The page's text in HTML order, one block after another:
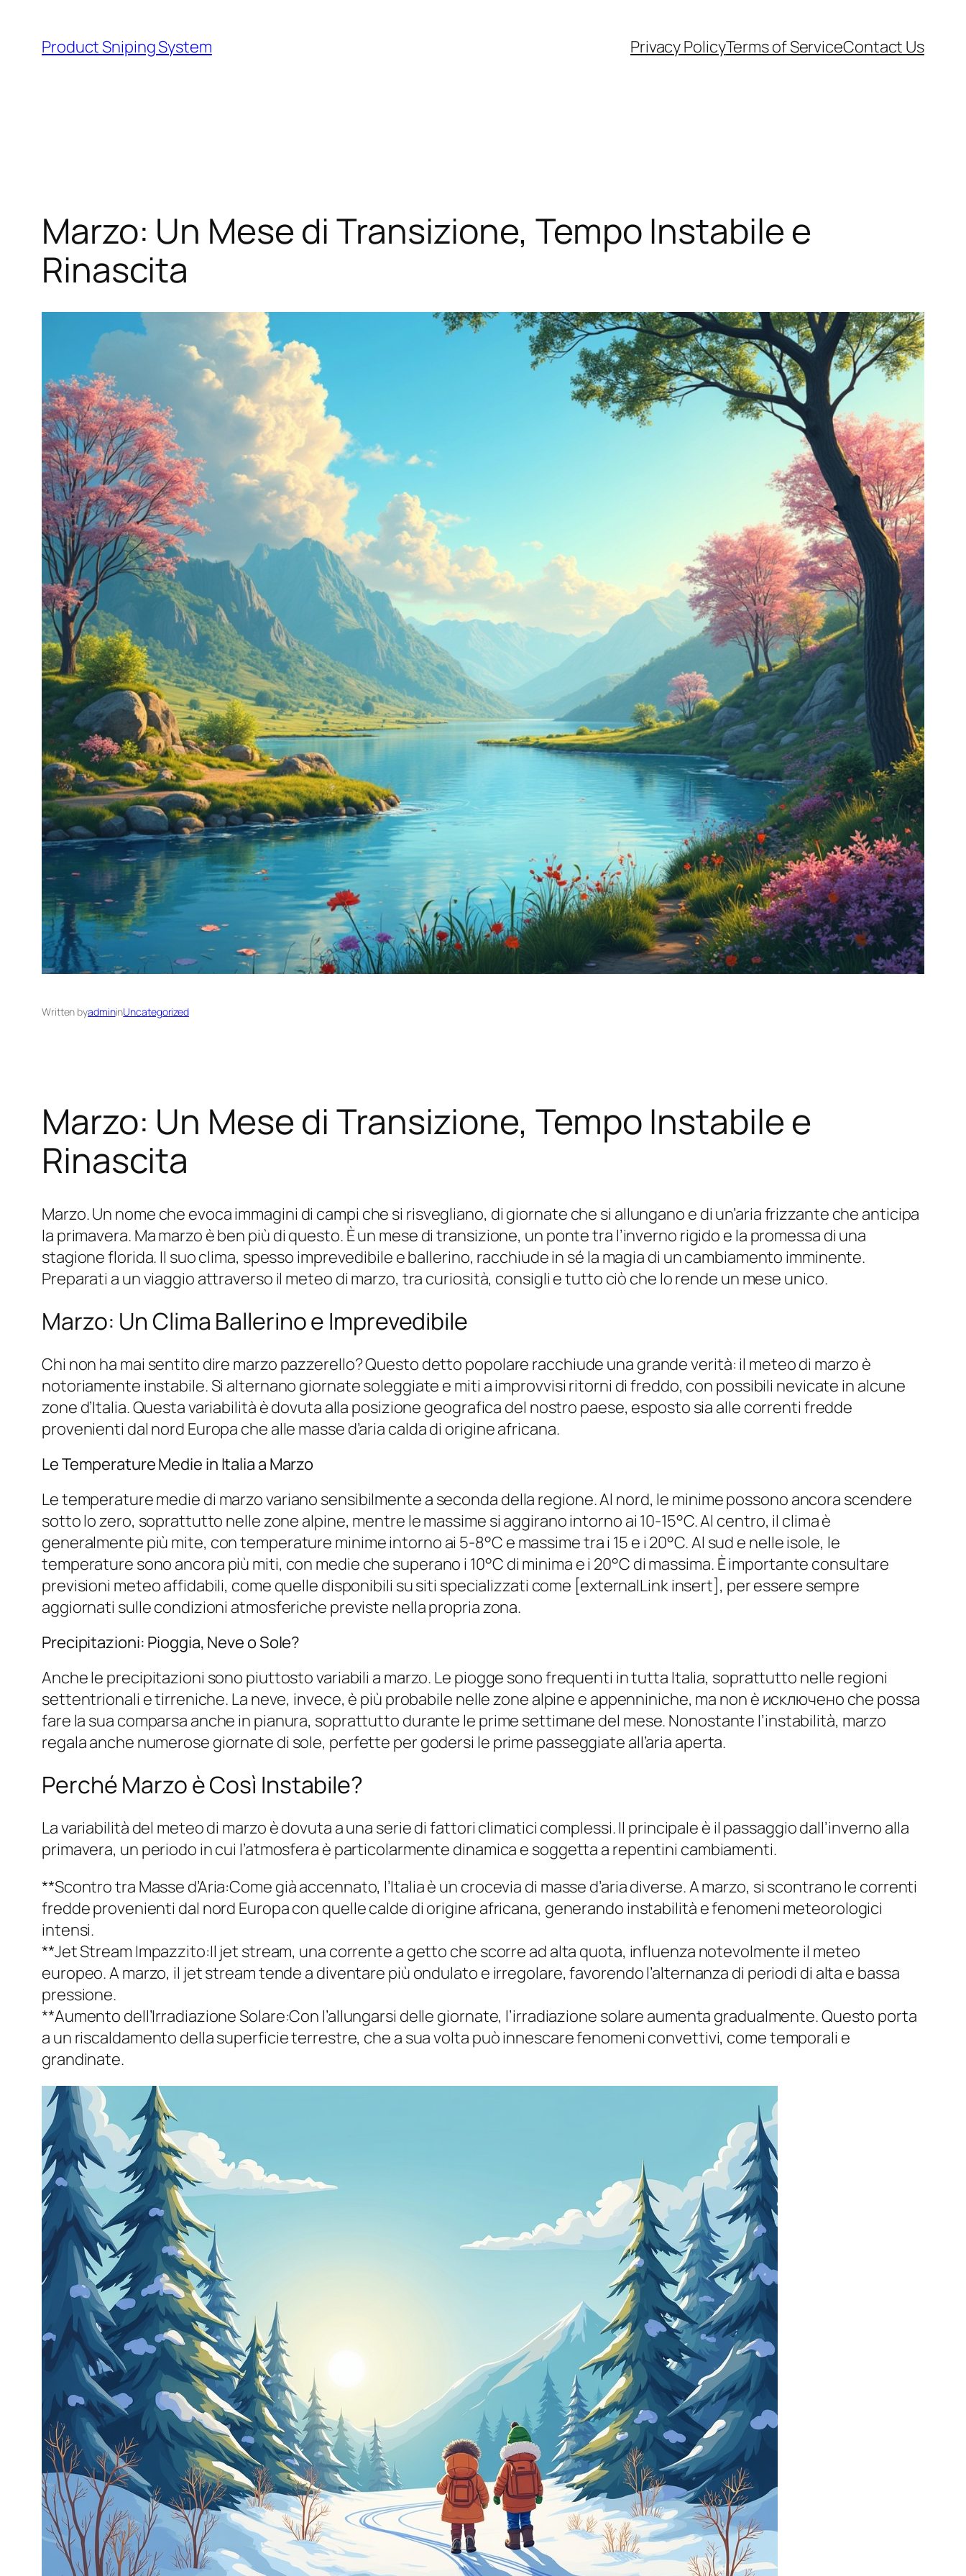
content
Product Sniping System Privacy PolicyTerms of ServiceContact Us
Marzo: Un Mese di Transizione, Tempo Instabile e
Rinascita
Written byadmininUncategorized
Marzo: Un Mese di Transizione, Tempo Instabile e
Rinascita
Marzo. Un nome che evoca immagini di campi che si risvegliano, di giornate che si allungano e di un’aria frizzante che anticipa
la primavera. Ma marzo è ben più di questo. È un mese di transizione, un ponte tra l’inverno rigido e la promessa di una
stagione florida. Il suo clima, spesso imprevedibile e ballerino, racchiude in sé la magia di un cambiamento imminente.
Preparati a un viaggio attraverso il meteo di marzo, tra curiosità, consigli e tutto ciò che lo rende un mese unico.
Marzo: Un Clima Ballerino e Imprevedibile
Chi non ha mai sentito dire marzo pazzerello? Questo detto popolare racchiude una grande verità: il meteo di marzo è
notoriamente instabile. Si alternano giornate soleggiate e miti a improvvisi ritorni di freddo, con possibili nevicate in alcune
zone d’Italia. Questa variabilità è dovuta alla posizione geografica del nostro paese, esposto sia alle correnti fredde
provenienti dal nord Europa che alle masse d’aria calda di origine africana.
Le Temperature Medie in Italia a Marzo
Le temperature medie di marzo variano sensibilmente a seconda della regione. Al nord, le minime possono ancora scendere
sotto lo zero, soprattutto nelle zone alpine, mentre le massime si aggirano intorno ai 10-15°C. Al centro, il clima è
generalmente più mite, con temperature minime intorno ai 5-8°C e massime tra i 15 e i 20°C. Al sud e nelle isole, le
temperature sono ancora più miti, con medie che superano i 10°C di minima e i 20°C di massima. È importante consultare
previsioni meteo affidabili, come quelle disponibili su siti specializzati come [externalLink insert], per essere sempre
aggiornati sulle condizioni atmosferiche previste nella propria zona.
Precipitazioni: Pioggia, Neve o Sole?
Anche le precipitazioni sono piuttosto variabili a marzo. Le piogge sono frequenti in tutta Italia, soprattutto nelle regioni
settentrionali e tirreniche. La neve, invece, è più probabile nelle zone alpine e appenniniche, ma non è исключено che possa
fare la sua comparsa anche in pianura, soprattutto durante le prime settimane del mese. Nonostante l’instabilità, marzo
regala anche numerose giornate di sole, perfette per godersi le prime passeggiate all’aria aperta.
Perché Marzo è Così Instabile?
La variabilità del meteo di marzo è dovuta a una serie di fattori climatici complessi. Il principale è il passaggio dall’inverno alla
primavera, un periodo in cui l’atmosfera è particolarmente dinamica e soggetta a repentini cambiamenti.
**Scontro tra Masse d’Aria:Come già accennato, l’Italia è un crocevia di masse d’aria diverse. A marzo, si scontrano le correnti
fredde provenienti dal nord Europa con quelle calde di origine africana, generando instabilità e fenomeni meteorologici
intensi.
**Jet Stream Impazzito:Il jet stream, una corrente a getto che scorre ad alta quota, influenza notevolmente il meteo
europeo. A marzo, il jet stream tende a diventare più ondulato e irregolare, favorendo l’alternanza di periodi di alta e bassa
pressione.
**Aumento dell’Irradiazione Solare:Con l’allungarsi delle giornate, l’irradiazione solare aumenta gradualmente. Questo porta
a un riscaldamento della superficie terrestre, che a sua volta può innescare fenomeni convettivi, come temporali e
grandinate.